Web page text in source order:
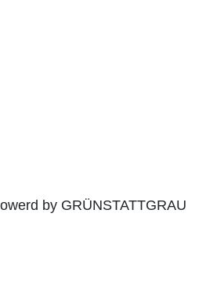
by GRÜNSTATTGRAU